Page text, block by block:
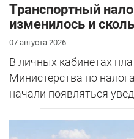
Транспортный
изменилось и
07 августа 2026
В личных кабинетах
Министерства по
начали появляться